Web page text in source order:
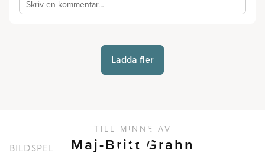
Skriv en kommentar…
Ladda fler
TILL MINNE AV
Maj-Britt Grahn
BILDSPEL